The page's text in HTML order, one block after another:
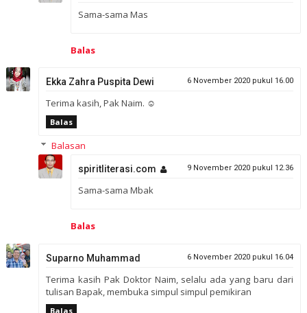
Sama-sama Mas
Balas
Ekka Zahra Puspita Dewi 6 November 2020 pukul 16.00
Terima kasih, Pak Naim. ☺
Balas
Balasan
spiritliterasi.com 9 November 2020 pukul 12.36
Sama-sama Mbak
Balas
Suparno Muhammad 6 November 2020 pukul 16.04
Terima kasih Pak Doktor Naim, selalu ada yang baru dari
tulisan Bapak, membuka simpul simpul pemikiran
Balas